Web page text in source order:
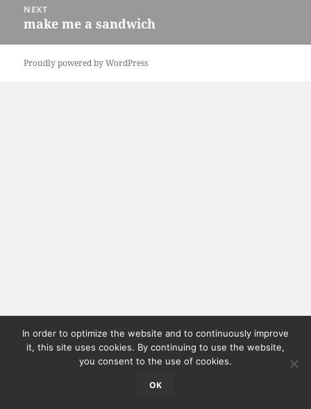
NEXT
Next
make me a sandwich
Proudly powered by WordPress
In order to optimize the website and to continuously improve
it, this site uses cookies. By continuing to use the website,
you consent to the use of cookies.
OK